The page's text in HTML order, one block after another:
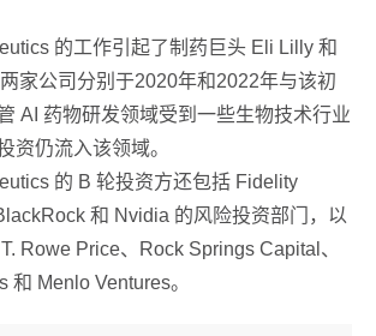
的工作引起了制药巨头 Eli Lilly 和
家公司分别于2020年和2022年与该初
AI 药物研发领域受到一些生物技术行业
资仍流入该领域。
的 B 轮投资方还包括 Fidelity
和 Nvidia 的风险投资部门，以
Rowe Price、Rock Springs Capital、
和 Menlo Ventures。